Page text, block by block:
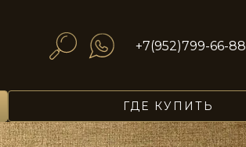
ГДЕ КУПИТЬ
+7(952)799-66-88